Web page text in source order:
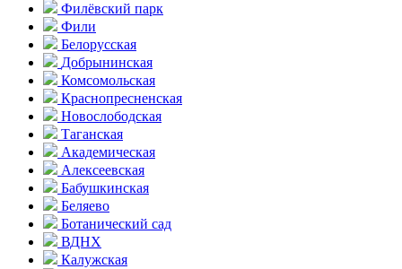
Филёвский парк
Фили
Белорусская
Добрынинская
Комсо­мольская
Краснопресненская
Новослободская
Таганская
Академическая
Алексеевская
Бабушкинская
Беляево
Ботанический сад
ВДНХ
Калужская